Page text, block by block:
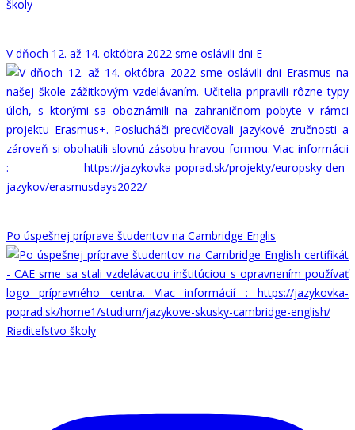
V dňoch 12. až 14. októbra 2022 sme oslávili dni E
Po úspešnej príprave študentov na Cambridge Englis